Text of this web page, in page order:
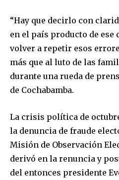
“Hay que decirlo con
en el país producto de ese
volver a repetir esos
más que al luto de las
durante una rueda de
de Cochabamba.
La crisis política de
la denuncia de fraude
Misión de Observación
derivó en la renuncia y
del entonces presidente